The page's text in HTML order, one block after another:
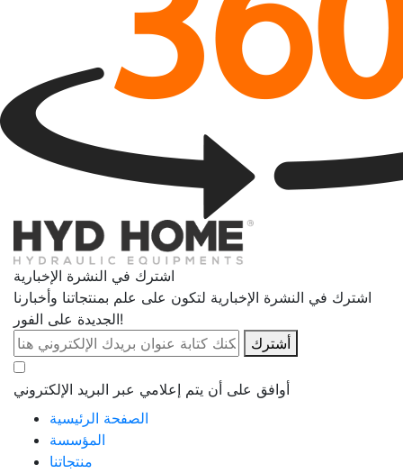
اشترك في النشرة الإخبارية
اشترك في النشرة الإخبارية لتكون على علم بمنتجاتنا وأخبارنا
الجديدة على الفور!
أشترك
أوافق على أن يتم إعلامي عبر البريد الإلكتروني
الصفحة الرئيسية
المؤسسة
منتجاتنا